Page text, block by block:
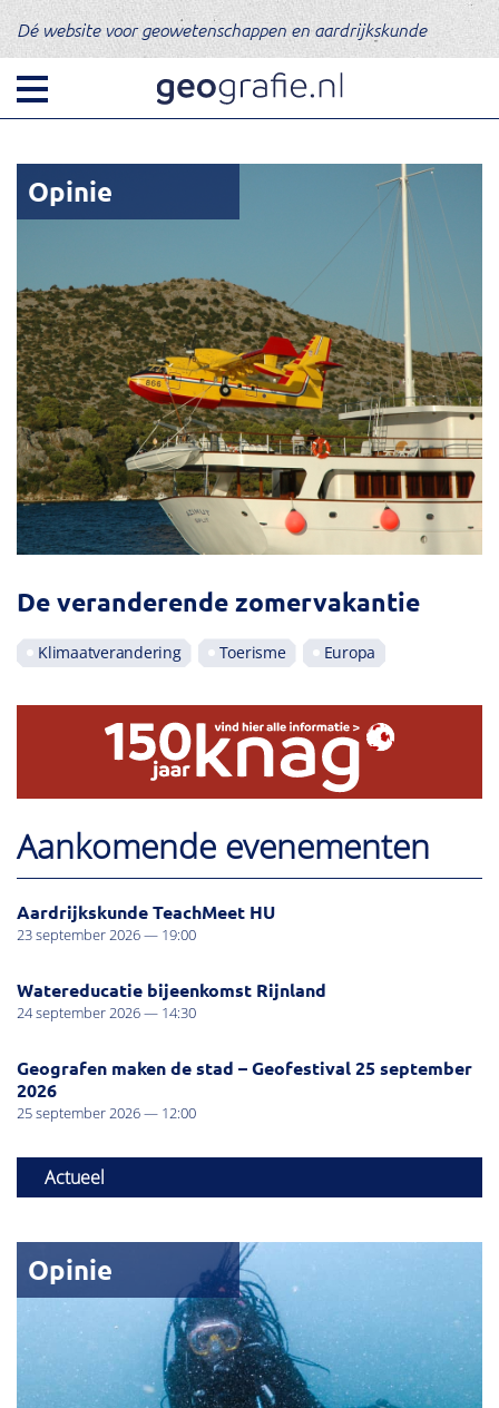
Dé website voor geowetenschappen en aardrijkskunde
Opinie
De veranderende zomervakantie
Klimaatverandering Toerisme Europa
Aankomende evenementen
Aardrijkskunde TeachMeet HU
23 september 2026 — 19:00
Watereducatie bijeenkomst Rijnland
24 september 2026 — 14:30
Geografen maken de stad – Geofestival 25 september
2026
25 september 2026 — 12:00
Actueel
Opinie